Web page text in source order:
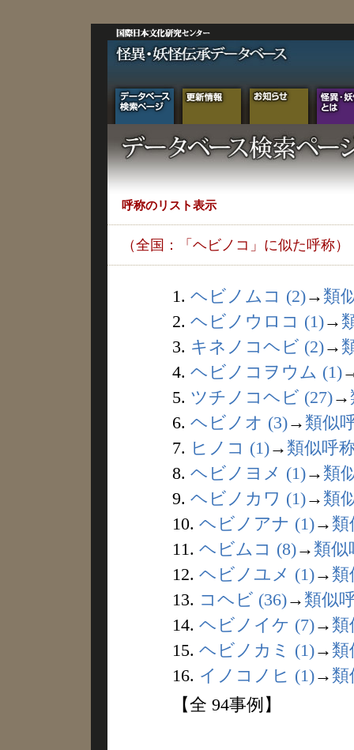
呼称のリスト表示
（全国：「ヘビノコ」に似た呼称）
1. ヘビノムコ (2)→ 類
2. ヘビノウロコ (1)→
3. キネノコヘビ (2)→
4. ヘビノコヲウム (1)
5. ツチノコヘビ (27)→
6. ヘビノオ (3)→ 類似
7. ヒノコ (1)→ 類似呼
8. ヘビノヨメ (1)→ 類
9. ヘビノカワ (1)→ 類
10. ヘビノアナ (1)→ 類
11. ヘビムコ (8)→ 類似
12. ヘビノユメ (1)→ 類
13. コヘビ (36)→ 類似
14. ヘビノイケ (7)→ 類
15. ヘビノカミ (1)→ 類
16. イノコノヒ (1)→ 類
【全 94事例】